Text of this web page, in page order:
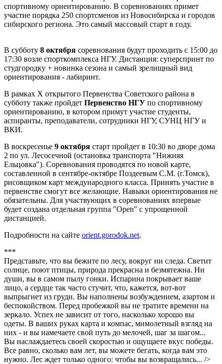
спортивному ориентированию. В соревнованиях примет
участие порядка 250 спортсменов из Новосибирска и городов
сибирского региона. Это самый массовый старт в году.
В субботу 8 октября соревнования будут проходить с 15:00 до
17:30 возле спорткомплекса НГУ. Дистанция: суперспринт по
студгородку + новинка сезона и самый зрелищный вид
ориентирования - лабиринт.
В рамках X открытого Первенства Советского района в
субботу также пройдет Первенство НГУ по спортивному
ориентированию, в котором примут участие студенты,
аспиранты, преподаватели, сотрудники НГУ, СУНЦ НГУ и
ВКИ.
В воскресенье 9 октября старт пройдет в 10:30 во дворе дома
2 по ул. Лесосечной (остановка транспорта "Нижняя
Ельцовка"). Соревнования проводятся по новой карте,
составленной в сентябре-октябре Поздеевым С.М. (г.Томск),
рисовщиком карт международного класса. Принять участие в
первенстве смогут все желающие. Навыки ориентирования не
обязательны. Для участвующих в соревнованиях впервые
будет создана отдельная группа "Open" с упрощенной
дистанцией.
Подробности на сайте orient.gorodok.net.
***
Представьте, что вы бежите по лесу, вокруг ни следа. Светит
солнце, поют птицы, природа прекрасна и безмятежна. Ни
души, вы в самом пылу гонки. Испарина покрывает ваше
лицо, а сердце так часто стучит, что, кажется, вот-вот
выпрыгнет из груди. Вы наполнены возбуждением, азартом и
беспокойством. Перед пробежкой вы не тратите времени на
зеркало. Успех не зависит от того, насколько хорошо вы
одеты. В ваших руках карта и компас, мимолетный взгляд на
них - и вы намечаете свой путь до мелочей, шаг за шагом...
Вы наслаждаетесь своей скоростью и ощущаете вкус победы.
Все равно, сколько вам лет, вы можете бегать, когда вам это
нужно. Лес ждет только одного: чтобы вы возвращались... />